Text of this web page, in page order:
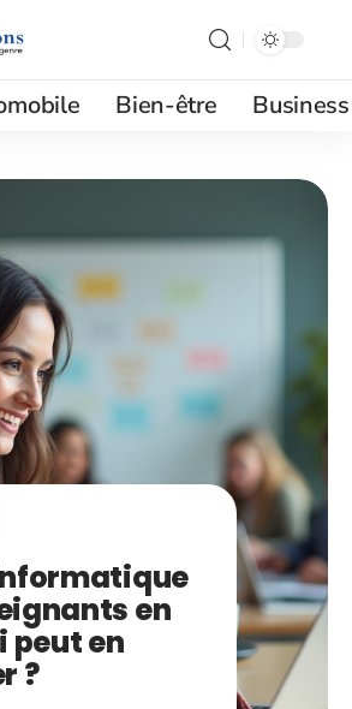
Bien-être Business
en
peut en
?